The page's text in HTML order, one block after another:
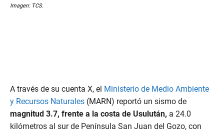
Imagen: TCS.
A través de su cuenta X, el Ministerio de Medio Ambiente
y Recursos Naturales (MARN) reportó un sismo de
magnitud 3.7, frente a la costa de Usulután, a 24.0
kilómetros al sur de Península San Juan del Gozo, con